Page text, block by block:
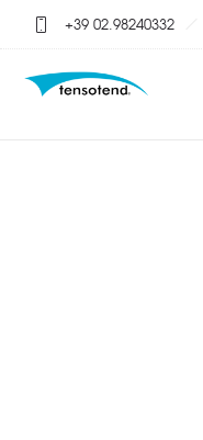
+39 02.98240332